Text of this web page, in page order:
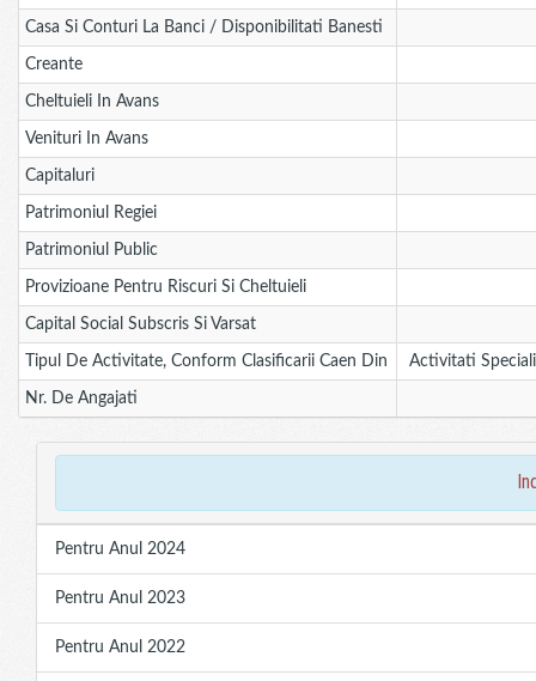
Casa Si Conturi La Banci / Disponibilitati Banesti
Creante
Cheltuieli In Avans
Venituri In Avans
Capitaluri
Patrimoniul Regiei
Patrimoniul Public
Provizioane Pentru Riscuri Si Cheltuieli
Capital Social Subscris Si Varsat
Tipul De Activitate, Conform Clasificarii Caen Din Activitati
Nr. De Angajati
Pentru Anul 2024
Pentru Anul 2023
Pentru Anul 2022